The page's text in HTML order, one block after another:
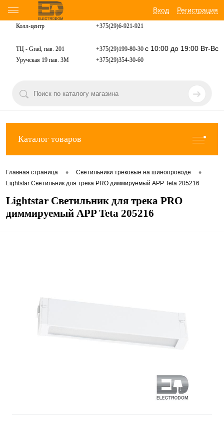
Вход Регистрация
Колл-центр +375(29)6-921-921
ТЦ - Grad, пав. 201 +375(29)199-80-30 с 10:00 до 19:00 Вт-Вс
Уручская 19 пав. 3М +375(29)354-30-60
Каталог товаров
Главная страница • Светильники трековые на шинопроводе •
Lightstar Светильник для трека PRO диммируемый APP Teta 205216
Lightstar Светильник для трека PRO
диммируемый APP Teta 205216